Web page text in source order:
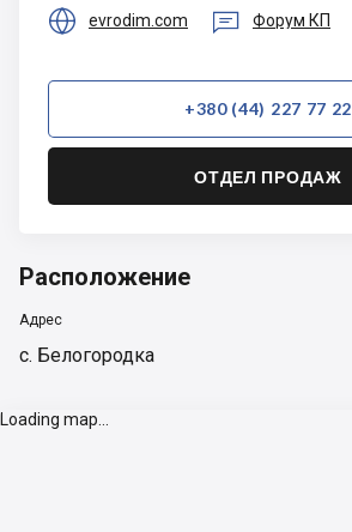
 evrodim.com  Форум КП
+380 (44) 227 77 22
ОТДЕЛ ПРОДАЖ
Расположение
Адрес
с. Белогородка
Loading map...